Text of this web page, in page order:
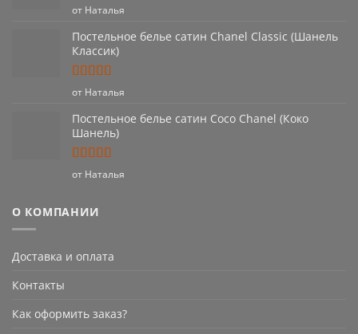
Оценка5
от Наталья
Постельное белье сатин Chanel Classic (Шанель
Классик)
Оценка5
от Наталья
Постельное белье сатин Coco Chanel (Коко
Шанель)
Оценка5
от Наталья
О КОМПАНИИ
Доставка и оплата
Контакты
Как оформить заказ?